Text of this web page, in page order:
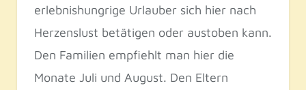
erlebnishungrige Urlauber sich hier nach
Herzenslust betätigen oder austoben kann.
Den Familien empfiehlt man hier die
Monate Juli und August. Den Eltern